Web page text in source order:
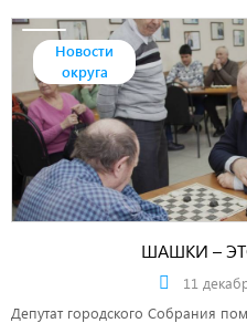
Новости
округа
ШАШКИ –
11
Депутат городского Собрания